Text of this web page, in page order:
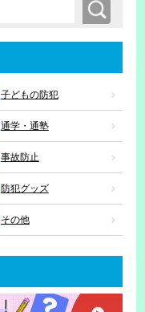
検索
子どもの防犯
通学・通塾
事故防止
防犯グッズ
その他